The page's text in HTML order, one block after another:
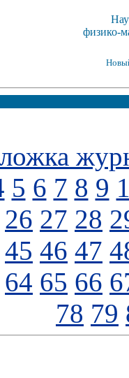
физико-
5 6 7 8 9
26 27 28
45 46 47
64 65 66
78 79